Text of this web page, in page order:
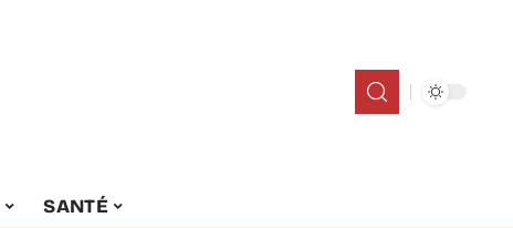
SANTÉ